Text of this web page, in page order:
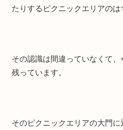
たりするピクニックエリアのは
その認識は間違っていなくて
残っています。
そのピクニックエリアの大門